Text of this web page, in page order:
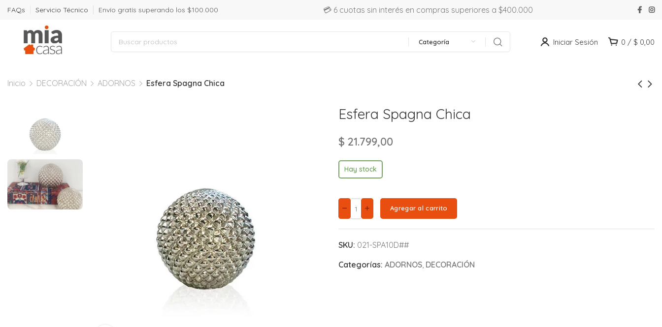
FAQs Servicio Técnico Envío gratís superando los $100.000 💳 6 cuotas sin interés en compras superiores a $400.000
Categoría Iniciar Sesión 0 / $ 0,00
Inicio DECORACIÓN ADORNOS Esfera Spagna Chica
Esfera Spagna Chica
$ 21.799,00
Hay stock
Agregar al carrito
SKU: 021-SPA10D##
Categorías: ADORNOS DECORACIÓN